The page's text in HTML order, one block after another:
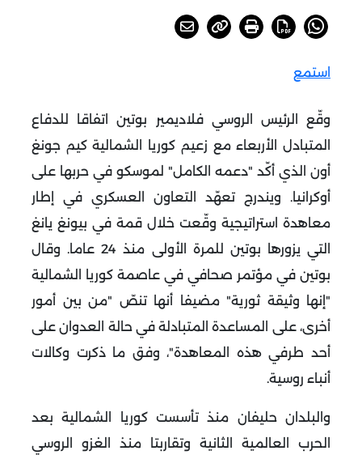
استمع
وقّع الرئيس الروسي فلاديمير بوتين اتفاقا للدفاع
المتبادل الأربعاء مع زعيم كوريا الشمالية كيم جونغ
أون الذي أكّد "دعمه الكامل" لموسكو في حربها على
أوكرانيا. ويندرج تعهّد التعاون العسكري في إطار
معاهدة استراتيجية وقّعت خلال قمة في بيونغ يانغ
التي يزورها بوتين للمرة الأولى منذ 24 عاما. وقال
بوتين في مؤتمر صحافي في عاصمة كوريا الشمالية
"إنها وثيقة ثورية" مضيفا أنها تنصّ "من بين أمور
أخرى، على المساعدة المتبادلة في حالة العدوان على
أحد طرفي هذه المعاهدة"، وفق ما ذكرت وكالات
أنباء روسية.
والبلدان حليفان منذ تأسست كوريا الشمالية بعد
الحرب العالمية الثانية وتقاربتا منذ الغزو الروسي